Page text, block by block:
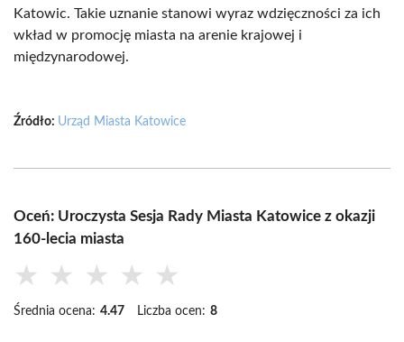
Katowic. Takie uznanie stanowi wyraz wdzięczności za ich
wkład w promocję miasta na arenie krajowej i
międzynarodowej.
Źródło: Urząd Miasta Katowice
Oceń: Uroczysta Sesja Rady Miasta Katowice z okazji
160-lecia miasta
★ ★ ★ ★ ★
Średnia ocena: 4.47 Liczba ocen: 8